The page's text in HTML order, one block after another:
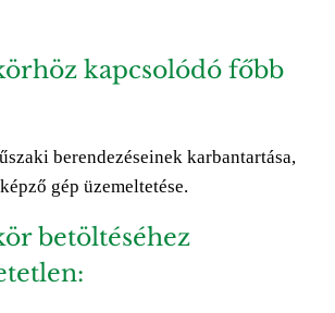
kapcsolódó főbb
berendezéseinek karbantartása,
gép üzemeltetése.
betöltéséhez